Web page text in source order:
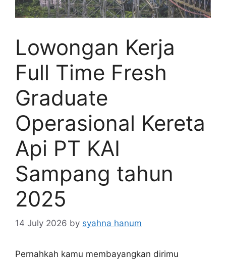
Lowongan Kerja
Full Time Fresh
Graduate
Operasional Kereta
Api PT KAI
Sampang tahun
2025
14 July 2026 by syahna hanum
Pernahkah kamu membayangkan dirimu